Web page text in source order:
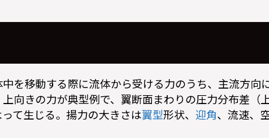
を移動する際に流体から受ける力のうち、主流方向
向きの力が典型例で、翼断面まわりの圧力分布差（
て生じる。揚力の大きさは翼型形状、 迎角、流速、